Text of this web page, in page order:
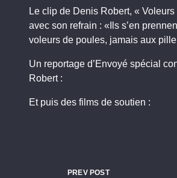
Le clip de Denis Robert, «
avec son refrain : «Ils s’en
voleurs de poules, jamais aux
Un reportage d’Envoyé spécial
Robert :
Et puis des films de soutien :
PREV POST